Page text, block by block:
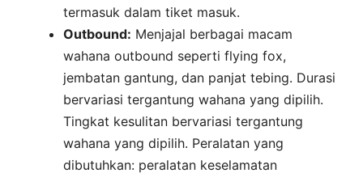
termasuk dalam tiket masuk.
Outbound: Menjajal berbagai macam
wahana outbound seperti flying fox,
jembatan gantung, dan panjat tebing. Durasi
bervariasi tergantung wahana yang dipilih.
Tingkat kesulitan bervariasi tergantung
wahana yang dipilih. Peralatan yang
dibutuhkan: peralatan keselamatan